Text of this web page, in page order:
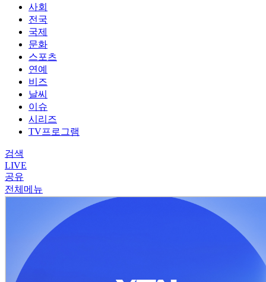
사회
전국
국제
문화
스포츠
연예
비즈
날씨
이슈
시리즈
TV프로그램
검색
LIVE
공유
전체메뉴